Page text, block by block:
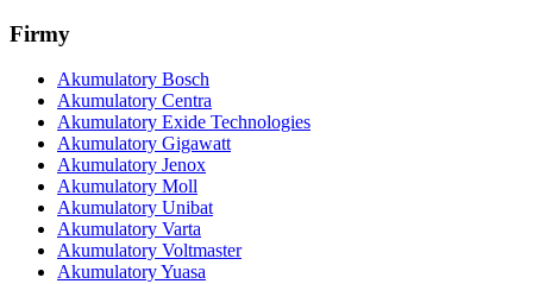
Firmy
Akumulatory Bosch
Akumulatory Centra
Akumulatory Exide Technologies
Akumulatory Gigawatt
Akumulatory Jenox
Akumulatory Moll
Akumulatory Unibat
Akumulatory Varta
Akumulatory Voltmaster
Akumulatory Yuasa